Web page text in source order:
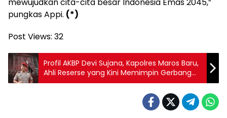
pungkas Appi. (*)
Post Views: 32
Profil AKBP Devi Sujana, Kapolres Maros Baru,
Ahli Reserse yang Kini Memimpin Gerbang
Utara Makassar